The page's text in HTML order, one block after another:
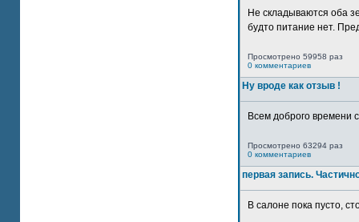
Не складываются оба
будто питание нет.
Просмотрено 59958 раз
0 комментариев
Ну вроде как отзыв !
Всем доброго времени
Просмотрено 63294 раз
0 комментариев
первая запись.
В салоне пока пусто,